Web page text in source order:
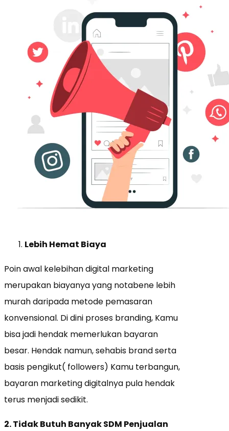
Lebih Hemat Biaya
Poin awal kelebihan digital marketing
merupakan biayanya yang notabene lebih
murah daripada metode pemasaran
konvensional. Di dini proses branding, Kamu
bisa jadi hendak memerlukan bayaran
besar. Hendak namun, sehabis brand serta
basis pengikut( followers) Kamu terbangun,
bayaran marketing digitalnya pula hendak
terus menjadi sedikit.
2. Tidak Butuh Banyak SDM Penjualan